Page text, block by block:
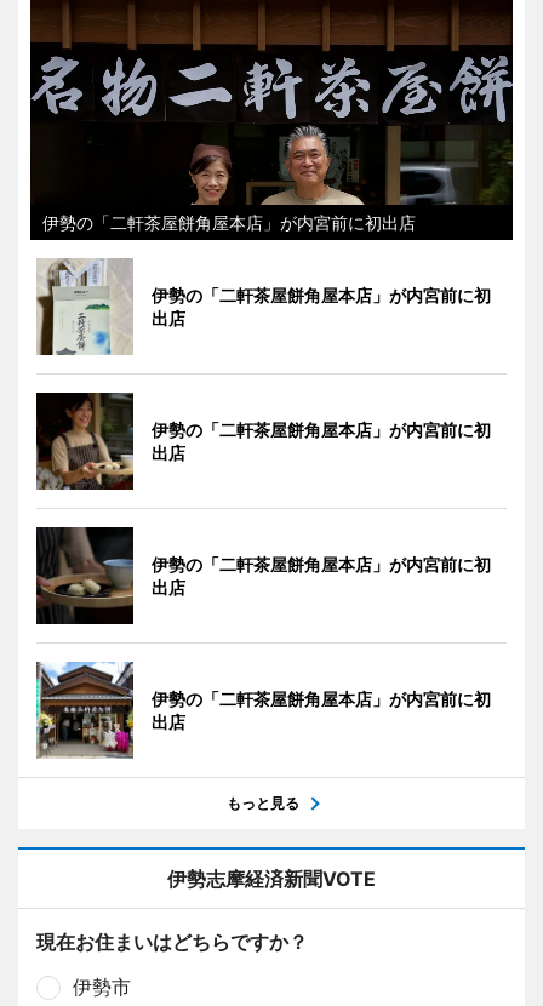
伊勢の「二軒茶屋餅角屋本店」が内宮前に初出店
伊勢の「二軒茶屋餅角屋本店」が内宮前に初
出店
伊勢の「二軒茶屋餅角屋本店」が内宮前に初
出店
伊勢の「二軒茶屋餅角屋本店」が内宮前に初
出店
伊勢の「二軒茶屋餅角屋本店」が内宮前に初
出店
もっと見る
伊勢志摩経済新聞VOTE
現在お住まいはどちらですか？
伊勢市